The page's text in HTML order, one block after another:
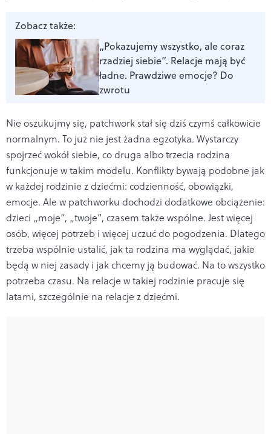
Zobacz także:
„Pokazujemy wszystko, ale coraz
rzadziej siebie”. Relacje mają być
ładne. Prawdziwe emocje? Do
zwrotu
Nie oszukujmy się, patchwork stał się dziś czymś całkowicie
normalnym. To już nie jest żadna egzotyka. Wystarczy
spojrzeć wokół siebie, co druga albo trzecia rodzina
funkcjonuje w takim modelu. Konflikty bywają podobne jak
w każdej rodzinie z dziećmi: codzienność, obowiązki,
emocje. Ale w patchworku dochodzi dodatkowe obciążenie:
dzieci „moje”, „twoje”, czasem także wspólne. Jest więcej
osób, więcej potrzeb i więcej uczuć do pogodzenia. Dlatego
trzeba wspólnie ustalić, jak ta rodzina ma wyglądać, jakie
będą w niej zasady i jak chcemy ją budować. Na to wszystko
potrzeba czasu. Na relacje w takiej rodzinie pracuje się
latami, szczególnie na relacje z dziećmi.